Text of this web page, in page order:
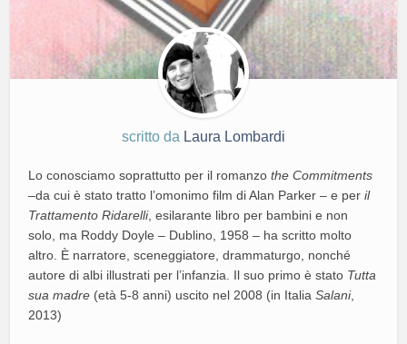
scritto da Laura Lombardi
Lo conosciamo soprattutto per il romanzothe Commitments
–da cui è stato tratto l’omonimo film di Alan Parker – e peril
Trattamento Ridarelli, esilarante libro per bambini e non
solo, ma Roddy Doyle – Dublino, 1958 – ha scritto molto
altro. È narratore, sceneggiatore, drammaturgo, nonché
autore di albi illustrati per l’infanzia. Il suo primo è stato Tutta
sua madre (età 5-8 anni) uscito nel 2008 (in ItaliaSalani,
2013)